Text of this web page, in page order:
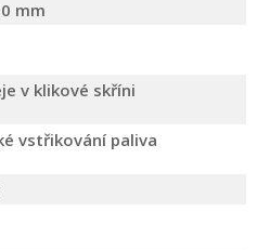
mm
v klikové skříni
vstřikování paliva